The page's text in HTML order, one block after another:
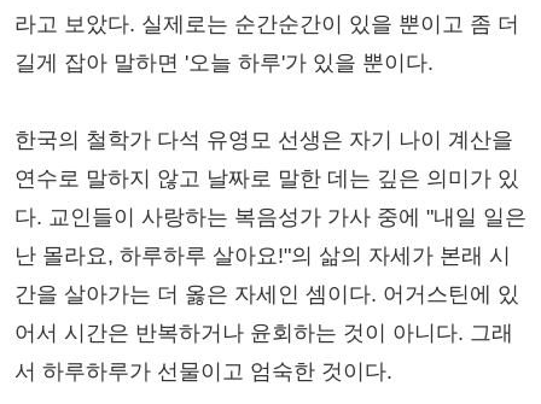
라고 보았다. 실제로는 순간순간이 있을 뿐이고 좀 더
길게 잡아 말하면 '오늘 하루'가 있을 뿐이다.
한국의 철학가 다석 유영모 선생은 자기 나이 계산을
연수로 말하지 않고 날짜로 말한 데는 깊은 의미가 있
다. 교인들이 사랑하는 복음성가 가사 중에 "내일 일은
난 몰라요, 하루하루 살아요!"의 삶의 자세가 본래 시
간을 살아가는 더 옳은 자세인 셈이다. 어거스틴에 있
어서 시간은 반복하거나 윤회하는 것이 아니다. 그래
서 하루하루가 선물이고 엄숙한 것이다.